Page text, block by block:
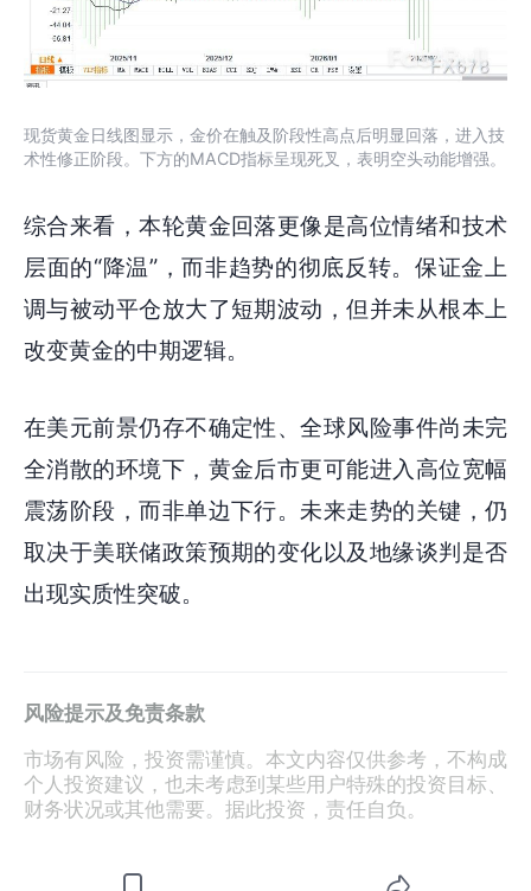
现货黄金日线图显示，金价在触及阶段性高点后明显回落，进入技
术性修正阶段。下方的MACD指标呈现死叉，表明空头动能增强。
综合来看，本轮黄金回落更像是高位情绪和技术
层面的“降温”，而非趋势的彻底反转。保证金上
调与被动平仓放大了短期波动，但并未从根本上
改变黄金的中期逻辑。
在美元前景仍存不确定性、全球风险事件尚未完
全消散的环境下，黄金后市更可能进入高位宽幅
震荡阶段，而非单边下行。未来走势的关键，仍
取决于美联储政策预期的变化以及地缘谈判是否
出现实质性突破。
风险提示及免责条款
市场有风险，投资需谨慎。本文内容仅供参考，不构成
个人投资建议，也未考虑到某些用户特殊的投资目标、
财务状况或其他需要。据此投资，责任自负。